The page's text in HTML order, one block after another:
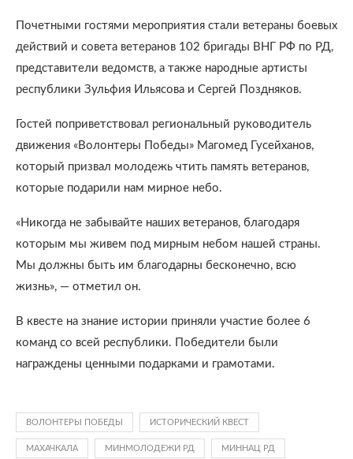
Почетными гостями мероприятия стали ветераны боевых
действий и совета ветеранов 102 бригады ВНГ РФ по РД,
представители ведомств, а также народные артисты
республики Зульфия Ильясова и Сергей Поздняков.
Гостей поприветствовал региональный руководитель
движения «Волонтеры Победы» Магомед Гусейханов,
который призвал молодежь чтить память ветеранов,
которые подарили нам мирное небо.
«Никогда не забывайте наших ветеранов, благодаря
которым мы живем под мирным небом нашей страны.
Мы должны быть им благодарны бесконечно, всю
жизнь», — отметил он.
В квесте на знание истории приняли участие более 6
команд со всей республики. Победители были
награждены ценными подарками и грамотами.
ВОЛОНТЕРЫ ПОБЕДЫ ИСТОРИЧЕСКИЙ КВЕСТ
МАХАЧКАЛА МИНМОЛОДЕЖИ РД МИННАЦ РД